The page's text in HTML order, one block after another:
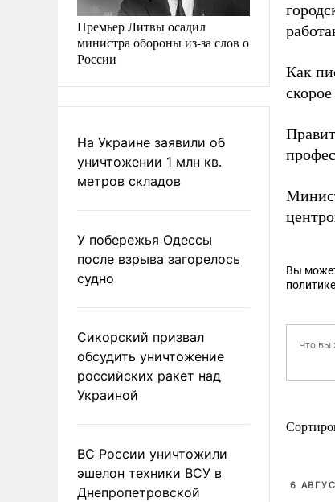
Премьер Литвы осадил
министра обороны из-за слов о
России
На Украине заявили об
уничтожении 1 млн кв.
метров складов
У побережья Одессы
после взрыва загорелось
судно
Сикорский призвал
обсудить уничтожение
российских ракет над
Украиной
ВС России уничтожили
эшелон техники ВСУ в
Днепропетровской
Как
Вы
6